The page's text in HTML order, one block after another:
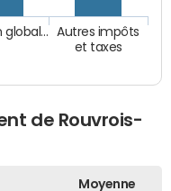
Autres impôts
et taxes
global…
de Rouvrois-
Moyenne